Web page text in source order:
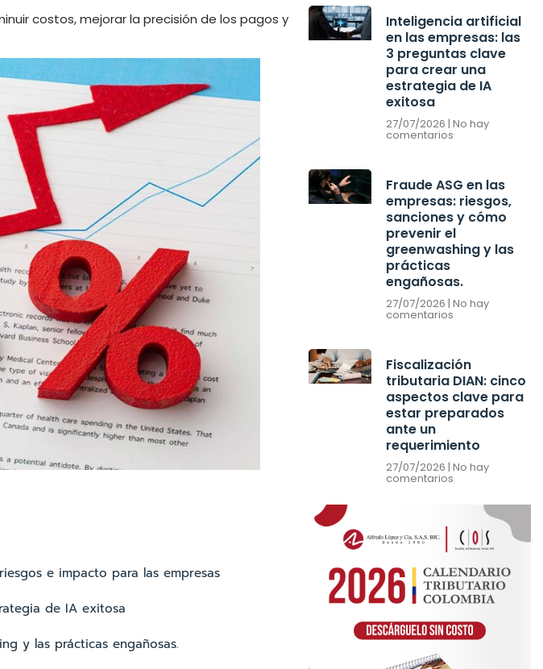
costos, mejorar la precisión de los pagos y
e impacto para las empresas
de IA exitosa
y las prácticas engañosas.
Inteligencia artificial
en las empresas: las
3 preguntas clave
para crear una
estrategia de IA
exitosa
27/07/2026 No hay
comentarios
Fraude ASG en las
empresas: riesgos,
sanciones y cómo
prevenir el
greenwashing y las
prácticas
engañosas.
27/07/2026 No hay
comentarios
Fiscalización
tributaria DIAN: cinco
aspectos clave para
estar preparados
ante un
requerimiento
27/07/2026 No hay
comentarios